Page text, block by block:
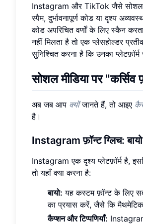
Instagram और TikTok जैसे सोशल
स्पैम, दुर्भावनापूर्ण कोड या दृश्य
कोड अपरिचित वर्णों के लिए स्कैन
नहीं मिलता है तो एक प्लेसहोल्डर
सुनिश्चित करना है कि उनका
सोशल मीडिया पर "कर्सिव
अब जब आप क्योंजानते हैं, तो आइए
है।
Instagram फ़ॉन्ट ग्लिच:
Instagram एक दृश्य प्लेटफ़ॉर्म है,
तो यहाँ क्या करना है:
बायो: यह कस्टम फ़ॉन्ट के लिए
का प्रयास करें, जैसे कि
कैप्शन और टिप्पणियाँ: